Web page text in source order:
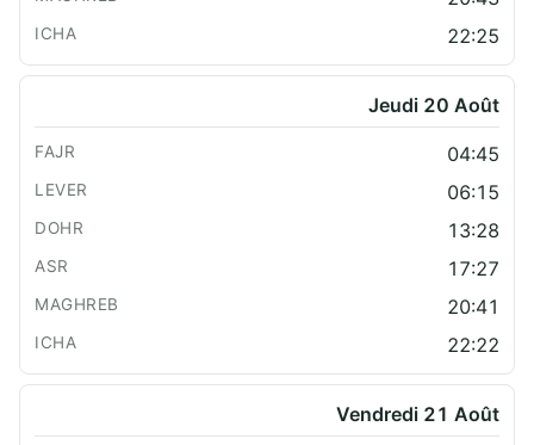
22:25
Jeudi 20 Août
04:45
06:15
13:28
17:27
20:41
22:22
Vendredi 21 Août